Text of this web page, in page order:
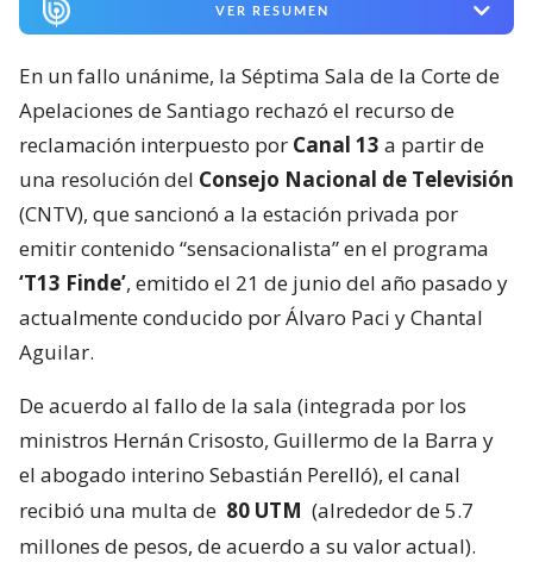
VER RESUMEN
En un fallo unánime, la Séptima Sala de la Corte de
Apelaciones de Santiago rechazó el recurso de
reclamación interpuesto por Canal 13 a partir de
una resolución del Consejo Nacional de Televisión
(CNTV), que sancionó a la estación privada por
emitir contenido “sensacionalista” en el programa
‘T13 Finde’, emitido el 21 de junio del año pasado y
actualmente conducido por Álvaro Paci y Chantal
Aguilar.
De acuerdo al fallo de la sala (integrada por los
ministros Hernán Crisosto, Guillermo de la Barra y
el abogado interino Sebastián Perelló), el canal
recibió una multa de 80 UTM (alrededor de 5.7
millones de pesos, de acuerdo a su valor actual).